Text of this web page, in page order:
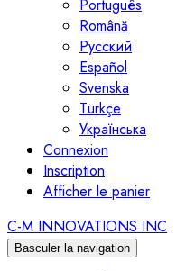
Português
Română
Русский
Español
Svenska
Türkçe
Українська
Connexion
Inscription
Afficher le panier
C-M INNOVATIONS INC
Basculer la navigation